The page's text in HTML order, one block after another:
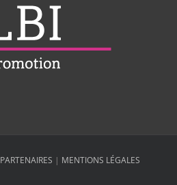
PARTENAIRES | MENTIONS LÉGALES